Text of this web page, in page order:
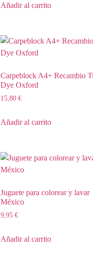
Añadir al carrito
Carpeblock A4+ Recambio
Dye Oxford
15,80€
Añadir al carrito
Juguete para colorear y lavar
México
9,95€
Añadir al carrito